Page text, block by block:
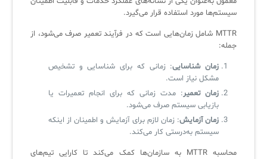
سیستم‌ها مورد استفاده قرار می‌گیرد.
MTTR شامل زمان‌هایی است که در فرآیند تعمیر صرف می‌شود، از
جمله:
زمان شناسایی: زمانی که برای شناسایی و تشخیص
مشکل نیاز است.
زمان تعمیر: مدت زمانی که برای انجام تعمیرات یا
بازیابی سیستم صرف می‌شود.
زمان آزمایش: زمان لازم برای آزمایش و اطمینان از اینکه
سیستم به‌درستی کار می‌کند.
محاسبه MTTR به سازمان‌ها کمک می‌کند تا کارایی تیم‌های
✦
سرویس دسک پلاس MSP
اندپوینت سنترال [سامانه مدیریت نقاط پایانی]
AD360
✦
CIs Control
مجموعه راهکارهای آیناک
✦
نکته‌های کلیدی برای مدیر انفورماتیک
آموزش‌ ویدیویی مفاهیم سرویس دسک
ITIL & SDP
لیست دوره‌ها
مقالات آموزشی